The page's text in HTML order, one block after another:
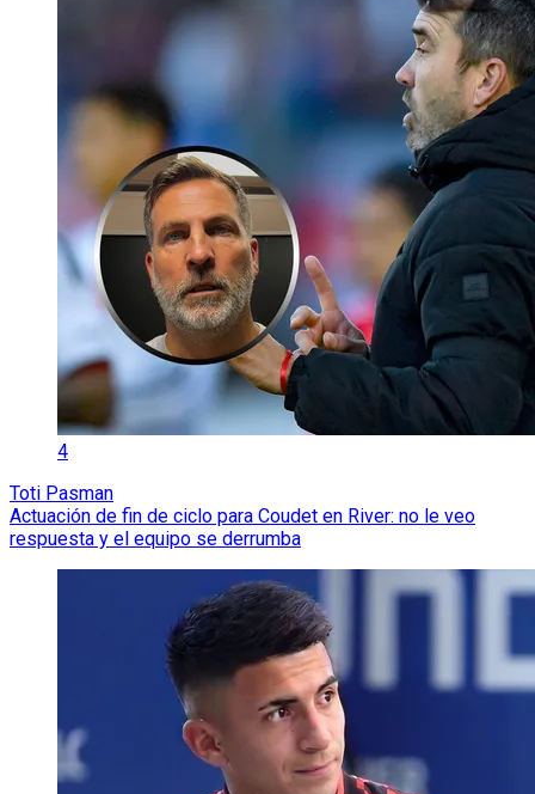
4
Toti Pasman
Actuación de fin de ciclo para Coudet en River: no le veo
respuesta y el equipo se derrumba